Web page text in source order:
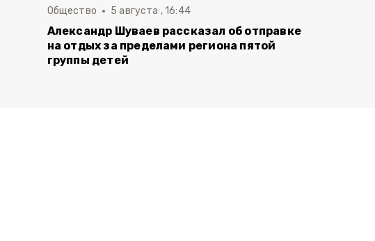
Общество 5 августа , 16:44
Александр Шуваев рассказал об отправке
на отдых за пределами региона пятой
группы детей